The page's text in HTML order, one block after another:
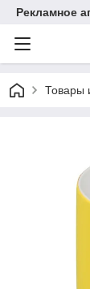
Рекламное
Товары